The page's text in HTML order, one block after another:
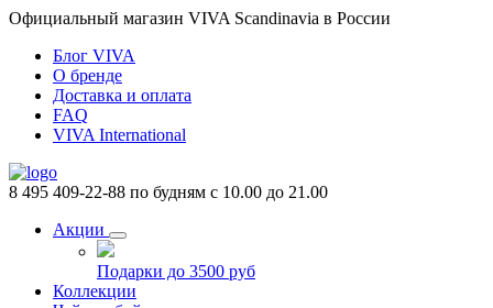
Официальный магазин VIVA Scandinavia в России
Блог VIVA
О бренде
Доставка и оплата
FAQ
VIVA International
8 495 409-22-88 по будням с 10.00 до 21.00
Акции
Подарки до 3500 руб
Коллекции